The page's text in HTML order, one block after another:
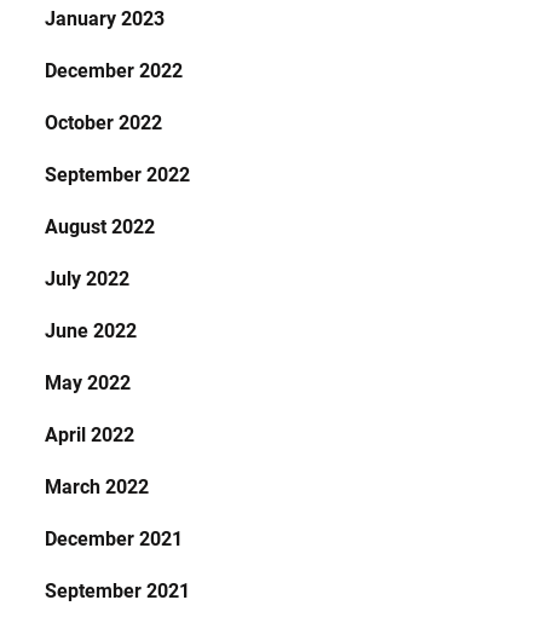
January 2023
December 2022
October 2022
September 2022
August 2022
July 2022
June 2022
May 2022
April 2022
March 2022
December 2021
September 2021